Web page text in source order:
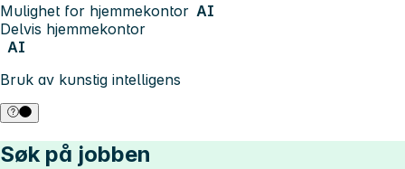
Mulighet for hjemmekontor AI
Delvis hjemmekontor
AI
Bruk av kunstig intelligens
Søk på jobben